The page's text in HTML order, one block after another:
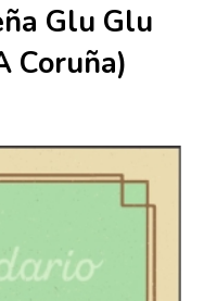
Glu Glu
Coruña)